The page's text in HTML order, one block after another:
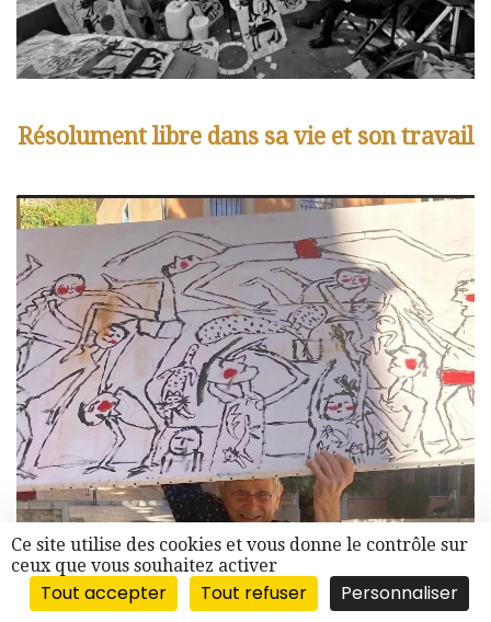
Résolument libre dans sa vie et son travail
Ce site utilise des cookies et vous donne le contrôle sur
ceux que vous souhaitez activer
Tout accepter Tout refuser Personnaliser